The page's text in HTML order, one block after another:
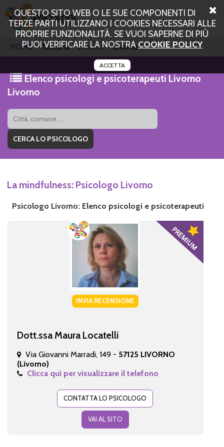
QUESTO SITO WEB O LE SUE COMPONENTI DI
TERZE PARTI UTILIZZANO I COOKIES NECESSARI ALLE
PROPRIE FUNZIONALITÀ. SE VUOI SAPERNE DI PIÙ
PUOI VERIFICARE LA NOSTRACOOKIE POLICY
ACCETTA
HOME Toscana Livorno Livorno
Elenco psicologi e psicoterapeuti Livorno
Livorno
La mindfulness: Psicologo Livorno
Psicologo Livorno: Elenco psicologi e psicoterapeuti
INVIA RECENSIONE
Dott.ssa Maura Locatelli
Via Giovanni Marradi, 149 - 57125 LIVORNO
(Livorno)
Clicca qui per visualizzare il telefono
CONTATTA LO PSICOLOGO
VAI AL SITO